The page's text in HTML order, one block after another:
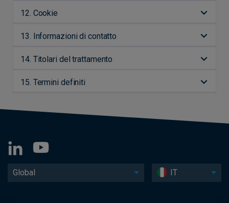
12. Cookie
13. Informazioni di contatto
14. Titolari del trattamento
15. Termini definiti
Global IT